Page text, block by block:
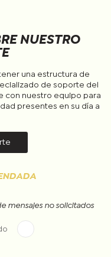
NUESTRO
una estructura de
de soporte del
con nuestro equipo para
presentes en su día a
mensajes no solicitados